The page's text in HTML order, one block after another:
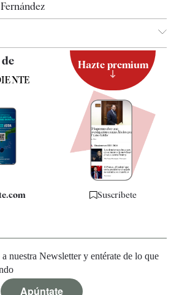
Hazte premium
Suscríbete
nuestra Newsletter y entérate de lo que
Apúntate